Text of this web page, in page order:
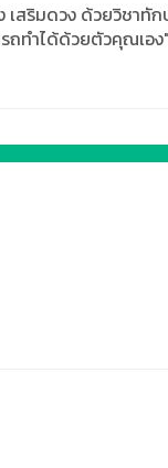
เสริมดวง ด้วยวิชาทัก
รถทำได้ด้วยตัวคุณเอ